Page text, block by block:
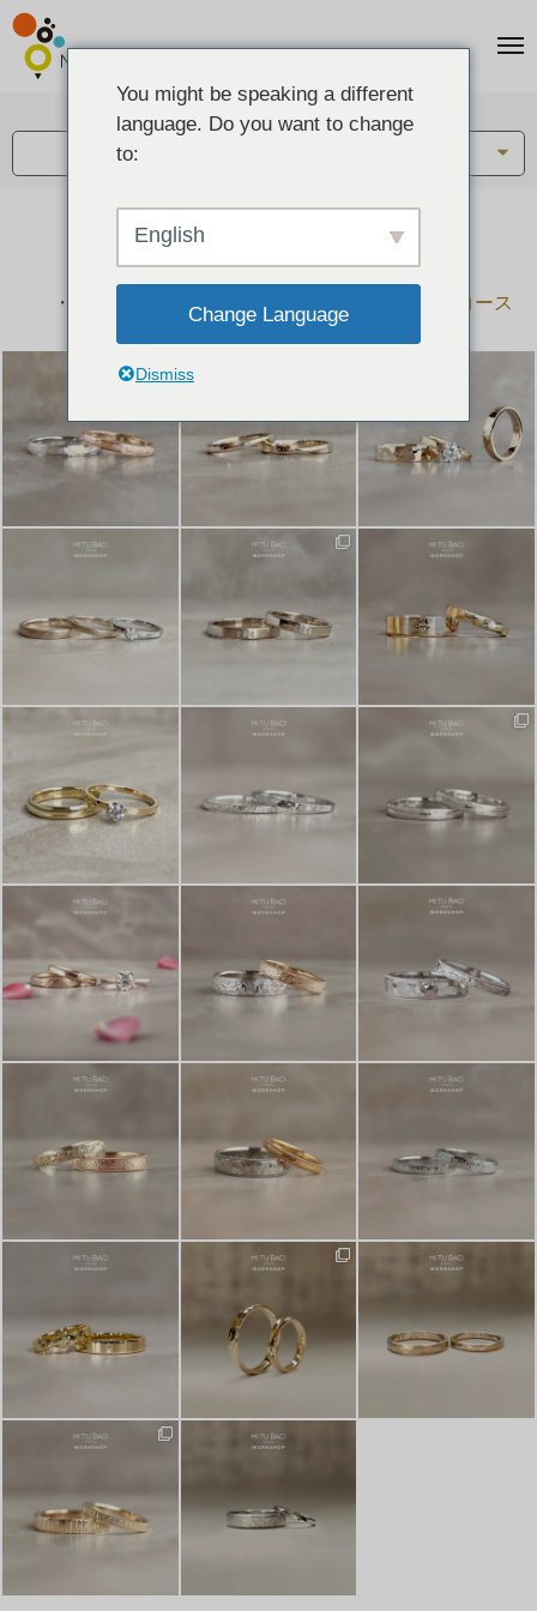
結婚指輪とペアリングのデザイン集
下記コースで手作りされた作品をご紹介します
手作り結婚指輪コース
手作りペアリングコース
You might be speaking a different
language. Do you want to change
to:
English
Change Language
Dismiss